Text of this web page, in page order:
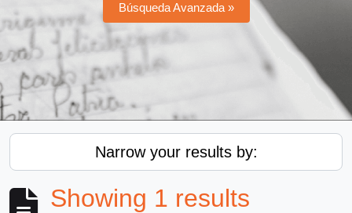
Búsqueda Avanzada »
Narrow your results by:
Showing 1 results